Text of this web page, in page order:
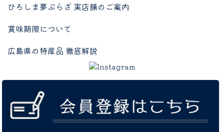
ひろしま夢ぷらざ 実店舗のご案内
賞味期限について
広島県の特産品 徹底解説